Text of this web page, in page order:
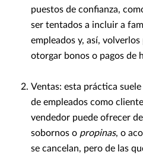
puestos de confianza,
ser tentados a incluir a
empleados y, así,
otorgar bonos o pagos de
Ventas: esta práctica
de empleados como
vendedor puede ofrecer
sobornos o propinas, o
se cancelan, pero de las